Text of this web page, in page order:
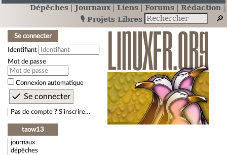
Dépêches Journaux Liens Forums
Rédaction
🎙️ Projets Libres
Se connecter
Identifiant
Mot de passe
Connexion automatique
Pas de compte ? S’inscrire…
taow13
journaux
dépêches